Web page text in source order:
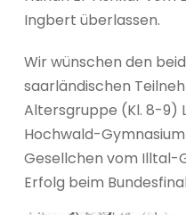
Ingbert überlassen.
Wir wünschen den
saarländischen
Altersgruppe (Kl. 8-9)
Hochwald-
Gesellchen vom Illtal-
Erfolg beim